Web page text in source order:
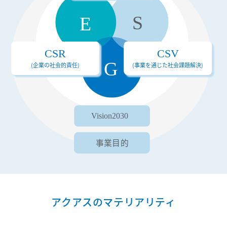
アクアスのマテリアリティ